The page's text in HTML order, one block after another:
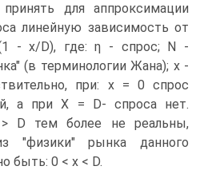
для аппроксимации
линейную зависимость от
- x/D), где: η - спрос; N -
(в терминологии Жана); х -
при: х = 0 спрос
а при X = D- спроса нет.
D тем более не реальны,
"физики" рынка данного
быть: 0 < х < D.